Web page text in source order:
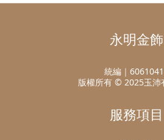
永明金飾
統編｜
版權所有 © 2025玉沛
服務項目